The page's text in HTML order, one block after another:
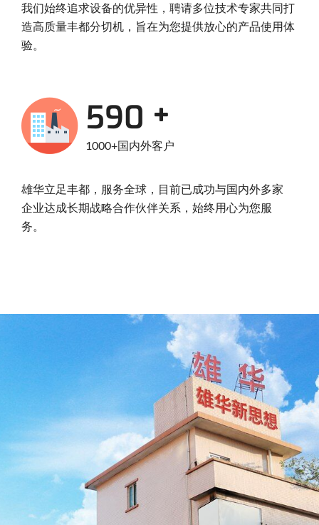
我们始终追求设备的优异性，聘请多位技术专家共同打
造高质量丰都分切机，旨在为您提供放心的产品使用体
验。
950
1000+国内外客户
雄华立足丰都，服务全球，目前已成功与国内外多家
企业达成长期战略合作伙伴关系，始终用心为您服
务。